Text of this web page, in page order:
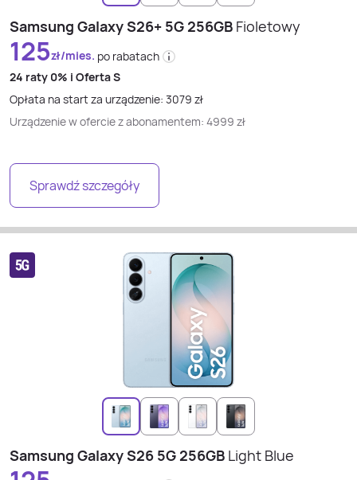
Samsung Galaxy S26+ 5G 256GB Fioletowy
125zł/mies. po rabatach
24 raty 0% i Oferta S
Opłata na start za urządzenie: 3079 zł
Urządzenie w ofercie z abonamentem: 4999 zł
Sprawdź szczegóły
Samsung Galaxy S26 5G 256GB Light Blue